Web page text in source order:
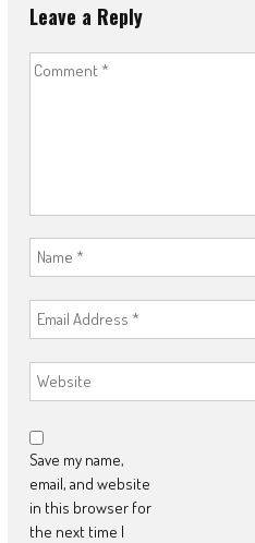
Leave a Reply
Save my name,
email, and website
in this browser for
the next time I